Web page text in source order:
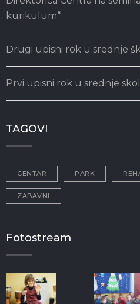
kurikulum“
Drugi upisni rok u srednje
Prvi upisni rok u srednje
TAGOVI
CENTAR PARK
ZABAVNI
Fotostream